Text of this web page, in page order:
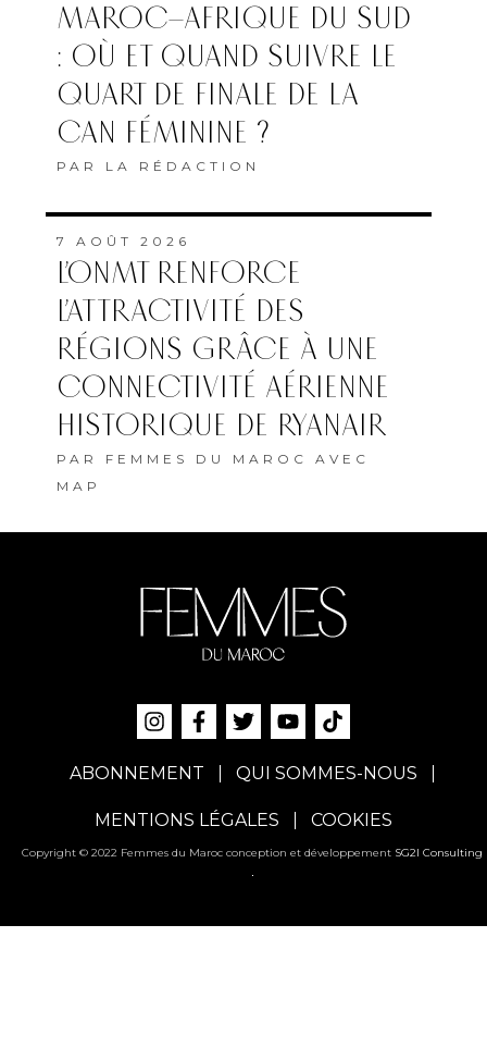
MAROC–AFRIQUE DU SUD
: OÙ ET QUAND SUIVRE LE
QUART DE FINALE DE LA
CAN FÉMININE ?
PAR LA RÉDACTION
7 AOÛT 2026
L’ONMT RENFORCE
L’ATTRACTIVITÉ DES
RÉGIONS GRÂCE À UNE
CONNECTIVITÉ AÉRIENNE
HISTORIQUE DE RYANAIR
PAR FEMMES DU MAROC AVEC
MAP
ABONNEMENT QUI SOMMES-NOUS
MENTIONS LÉGALES COOKIES
Copyright © 2022 Femmes du Maroc conception et développement SG2I Consulting